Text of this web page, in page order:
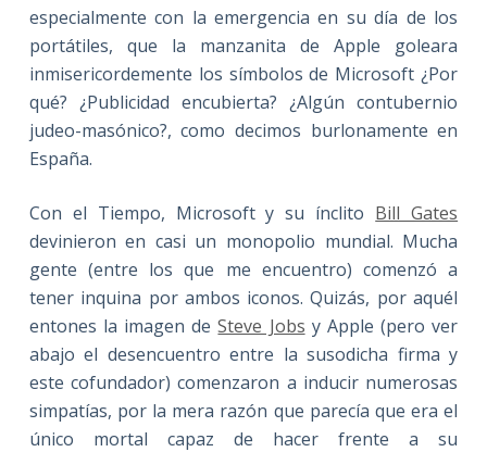
especialmente con la emergencia en su día de los
portátiles, que la manzanita de Apple goleara
inmisericordemente los símbolos de Microsoft ¿Por
qué? ¿Publicidad encubierta? ¿Algún contubernio
judeo-masónico?, como decimos burlonamente en
España.
Con el Tiempo, Microsoft y su ínclito Bill Gates
devinieron en casi un monopolio mundial. Mucha
gente (entre los que me encuentro) comenzó a
tener inquina por ambos iconos. Quizás, por aquél
entones la imagen deSteve Jobs y Apple (pero ver
abajo el desencuentro entre la susodicha firma y
este cofundador) comenzaron a inducir numerosas
simpatías, por la mera razón que parecía que era el
único mortal capaz de hacer frente a su